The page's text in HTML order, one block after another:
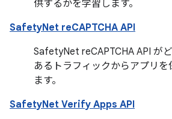
供するかを学習します。
SafetyNet reCAPTCHA API
SafetyNet reCAPTCHA API が
あるトラフィックからアプリ
ます。
SafetyNet Verify Apps API